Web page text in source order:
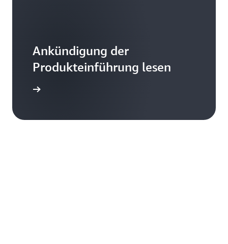
Ankündigung der
Produkteinführung lesen